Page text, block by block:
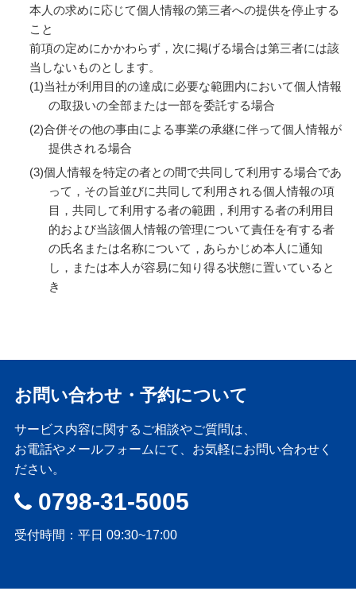
本人の求めに応じて個人情報の第三者への提供を停止する
こと
前項の定めにかかわらず，次に掲げる場合は第三者には該
当しないものとします。
当社が利用目的の達成に必要な範囲内において個人情報
の取扱いの全部または一部を委託する場合
合併その他の事由による事業の承継に伴って個人情報が
提供される場合
個人情報を特定の者との間で共同して利用する場合であ
って，その旨並びに共同して利用される個人情報の項
目，共同して利用する者の範囲，利用する者の利用目
的および当該個人情報の管理について責任を有する者
の氏名または名称について，あらかじめ本人に通知
し，または本人が容易に知り得る状態に置いていると
き
お問い合わせ・予約について
サービス内容に関するご相談やご質問は、
お電話やメールフォームにて、お気軽にお問い合わせく
ださい。
0798-31-5005
受付時間：平日 09:30~17:00